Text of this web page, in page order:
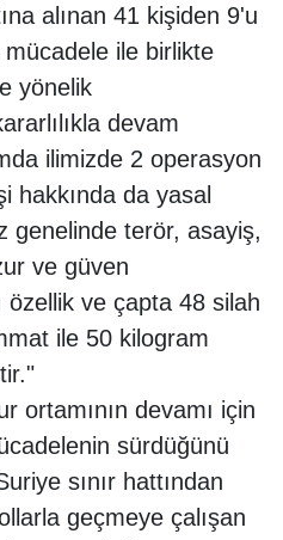
alınan 41 kişiden 9'u
mücadele ile birlikte
yönelik
devam
ilimizde 2 operasyon
hakkında da yasal
genelinde terör, asayiş,
ve güven
özellik ve çapta 48 silah
ile 50 kilogram
ortamının devamı için
sürdüğünü
sınır hattından
geçmeye çalışan